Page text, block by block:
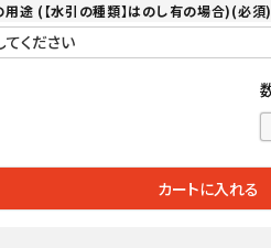
用途 (【水引の種類】はのし有の場合)(必須)
カートに入れる